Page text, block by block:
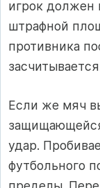
игрок должен
штрафной
противника
Если же мяч
удар.
футбольного